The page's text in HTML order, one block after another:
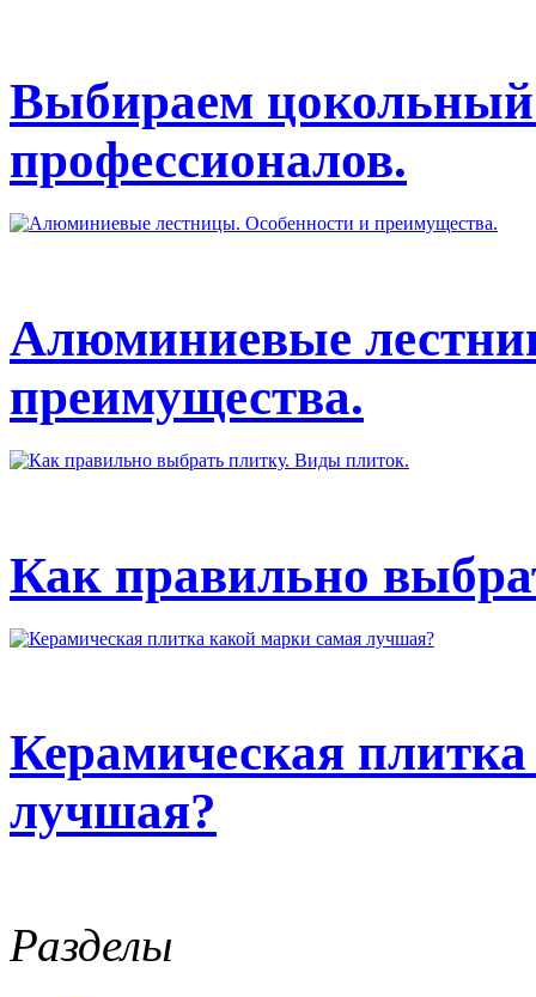
Выбираем цокольный
профессионалов.
Алюминиевые
преимущества.
Как правильно
Керамическая
лучшая?
Разделы